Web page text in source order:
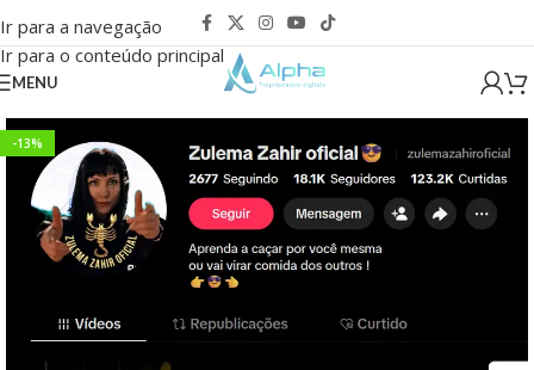
Ir para a navegação
Ir para o conteúdo principal
MENU
-13%